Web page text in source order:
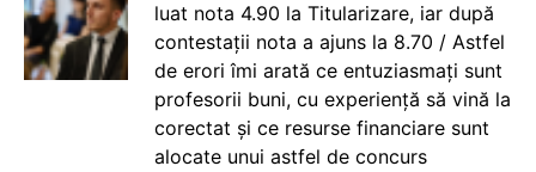
luat nota 4.90 la Titularizare, iar după
contestații nota a ajuns la 8.70 / Astfel
de erori îmi arată ce entuziasmați sunt
profesorii buni, cu experiență să vină la
corectat și ce resurse financiare sunt
alocate unui astfel de concurs